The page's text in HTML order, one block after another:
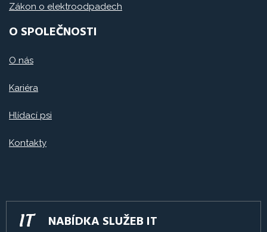
Zákon o elektroodpadech
O SPOLEČNOSTI
O nás
Kariéra
Hlídací psi
Kontakty
NABÍDKA SLUŽEB IT